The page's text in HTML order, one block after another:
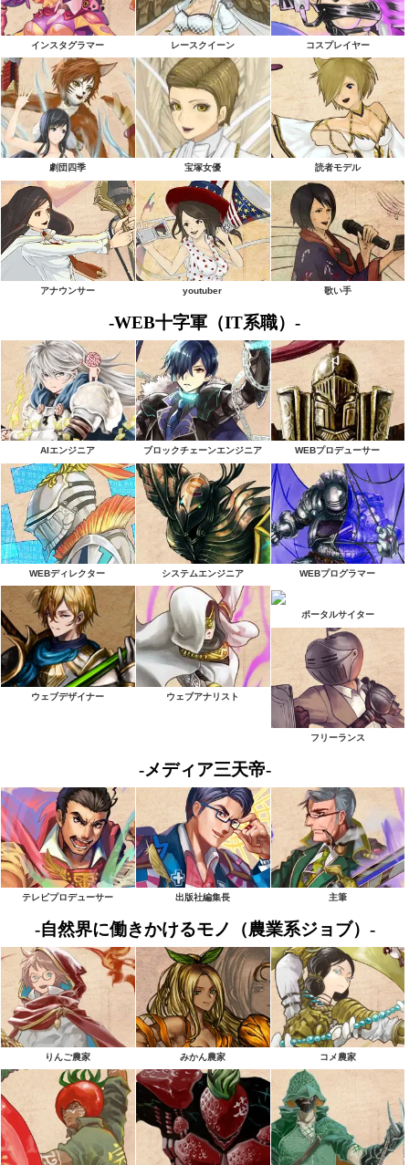
インスタグラマー レースクイーン コスプレイヤー
劇団四季 宝塚女優 読者モデル
アナウンサー youtuber 歌い手
-WEB十字軍（IT系職）-
AIエンジニア ブロックチェーンエンジニア WEBプロデューサー
WEBディレクター システムエンジニア WEBプログラマー
ウェブデザイナー ウェブアナリスト
ポータルサイター
フリーランス
-メディア三天帝-
テレビプロデューサー 出版社編集長 主筆
-自然界に働きかけるモノ（農業系ジョブ）-
りんご農家 みかん農家 コメ農家